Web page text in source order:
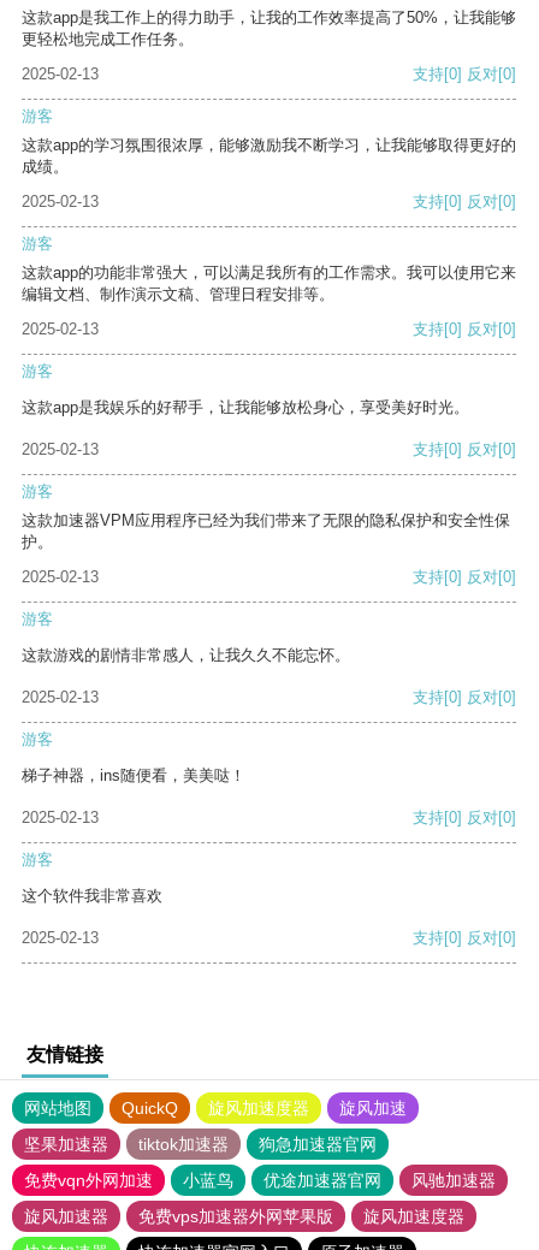
这款app是我工作上的得力助手，让我的工作效率提高了50%，让我能够
更轻松地完成工作任务。
2025-02-13
支持[0] 反对[0]
游客
这款app的学习氛围很浓厚，能够激励我不断学习，让我能够取得更好的
成绩。
2025-02-13
支持[0] 反对[0]
游客
这款app的功能非常强大，可以满足我所有的工作需求。我可以使用它来
编辑文档、制作演示文稿、管理日程安排等。
2025-02-13
支持[0] 反对[0]
游客
这款app是我娱乐的好帮手，让我能够放松身心，享受美好时光。
2025-02-13 支持[0] 反对[0]
游客
这款加速器VPM应用程序已经为我们带来了无限的隐私保护和安全性保
护。
2025-02-13
支持[0] 反对[0]
游客
这款游戏的剧情非常感人，让我久久不能忘怀。
2025-02-13 支持[0] 反对[0]
游客
梯子神器，ins随便看，美美哒！
2025-02-13 支持[0] 反对[0]
游客
这个软件我非常喜欢
2025-02-13 支持[0] 反对[0]
友情链接
网站地图 QuickQ 旋风加速度器
旋风加速
坚果加速器
tiktok加速器
狗急加速器官网
免费vqn外网加速
小蓝鸟 优途加速器官网
风驰加速器
旋风加速器
免费vps加速器外网苹果版
旋风加速度器